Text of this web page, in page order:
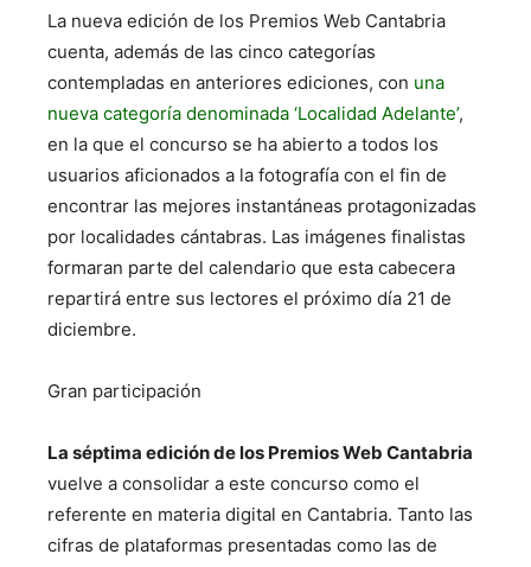
La nueva edición de los Premios Web Cantabria
cuenta, además de las cinco categorías
contempladas en anteriores ediciones, con una
nueva categoría denominada ‘Localidad Adelante’,
en la que el concurso se ha abierto a todos los
usuarios aficionados a la fotografía con el fin de
encontrar las mejores instantáneas protagonizadas
por localidades cántabras. Las imágenes finalistas
formaran parte del calendario que esta cabecera
repartirá entre sus lectores el próximo día 21 de
diciembre.
Gran participación
La séptima edición de los Premios Web Cantabria
vuelve a consolidar a este concurso como el
referente en materia digital en Cantabria. Tanto las
cifras de plataformas presentadas como las de